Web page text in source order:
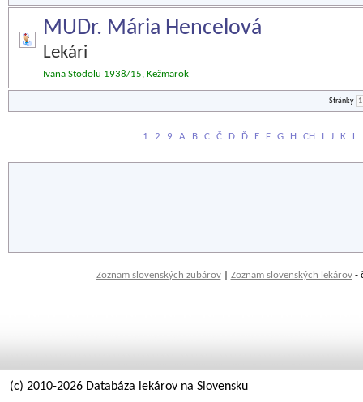
MUDr. Mária Hencelová
Lekári
Ivana Stodolu 1938/15, Kežmarok
Stránky 1
1 2 9 A B C Č D Ď E F G H CH I J K L
Zoznam slovenských zubárov| Zoznam slovenských lekárov-
(c) 2010-2026 Databáza lekárov na Slovensku